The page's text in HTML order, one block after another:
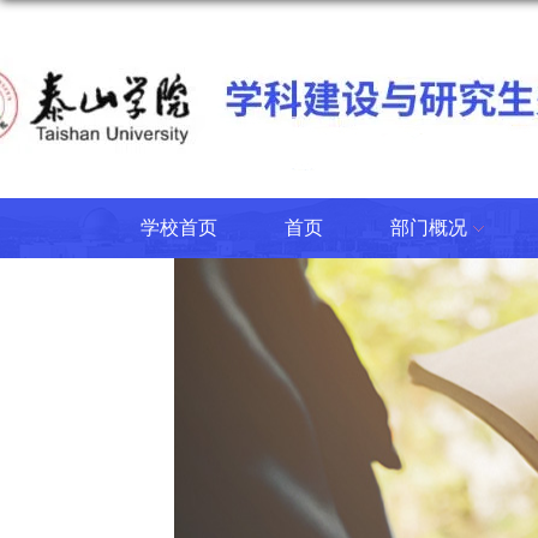
学校首页 首页 部门概况